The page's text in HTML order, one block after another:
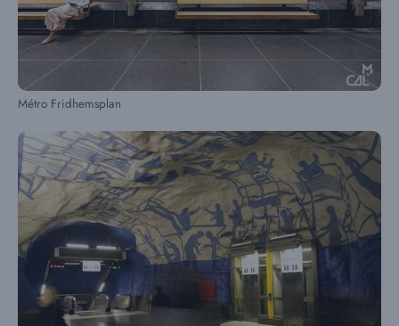
Métro Fridhemsplan